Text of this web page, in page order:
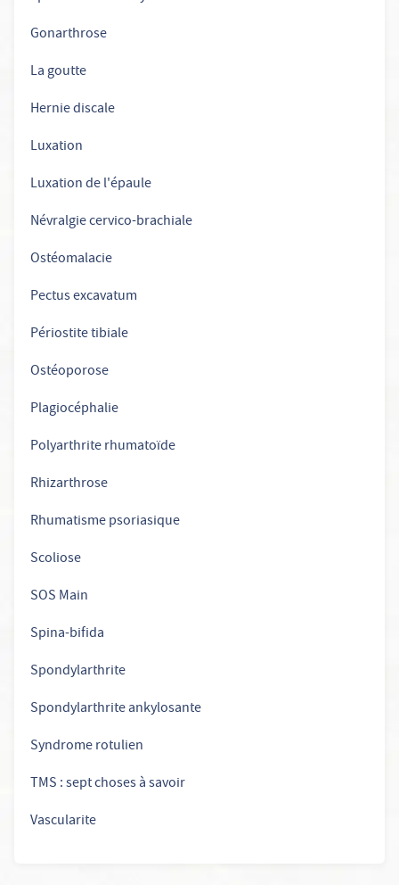
Gonarthrose
La goutte
Hernie discale
Luxation
Luxation de l'épaule
Névralgie cervico-brachiale
Ostéomalacie
Pectus excavatum
Périostite tibiale
Ostéoporose
Plagiocéphalie
Polyarthrite rhumatoïde
Rhizarthrose
Rhumatisme psoriasique
Scoliose
SOS Main
Spina-bifida
Spondylarthrite
Spondylarthrite ankylosante
Syndrome rotulien
TMS : sept choses à savoir
Vascularite